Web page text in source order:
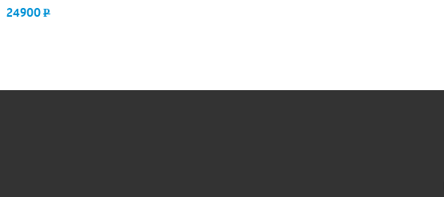
24900 P